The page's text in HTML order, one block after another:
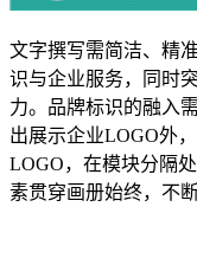
文字撰写需简洁、精
识与企业服务，同时
力。品牌标识的融入
出展示企业LOGO外
LOGO，在模块分隔
素贯穿画册始终，不